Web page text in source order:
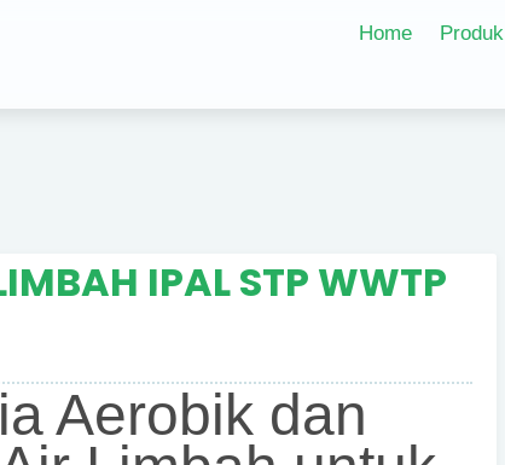
Home Produk
IPAL STP WWTP
Aerobik dan